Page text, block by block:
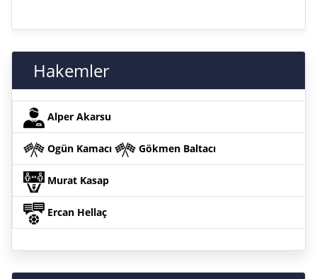
Hakemler
Alper Akarsu
Ogün Kamacı Gökmen Baltacı
Murat Kasap
Ercan Hellaç